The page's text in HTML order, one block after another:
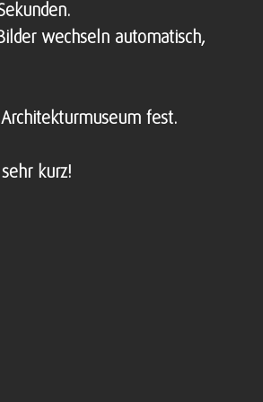
wechseln automatisch,
fest.
kurz!